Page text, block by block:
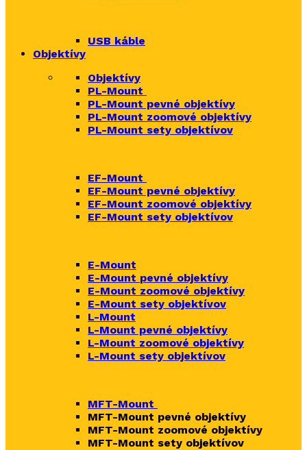
USB káble
Objektívy
Objektívy
PL-Mount
PL-Mount pevné objektívy
PL-Mount zoomové objektívy
PL-Mount sety objektívov
EF-Mount
EF-Mount pevné objektívy
EF-Mount zoomové objektívy
EF-Mount sety objektívov
E-Mount
E-Mount pevné objektívy
E-Mount zoomové objektívy
E-Mount sety objektívov
L-Mount
L-Mount pevné objektívy
L-Mount zoomové objektívy
L-Mount sety objektívov
MFT-Mount
MFT-Mount pevné objektívy
MFT-Mount zoomové objektívy
MFT-Mount sety objektívov